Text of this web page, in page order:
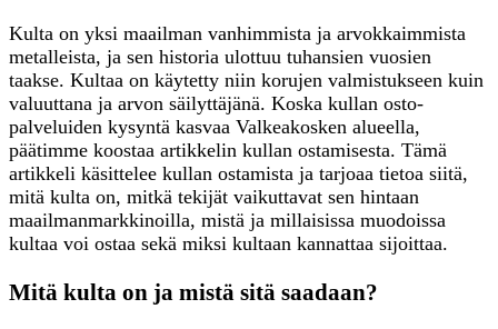
Kulta on yksi maailman vanhimmista ja arvokkaimmista
metalleista, ja sen historia ulottuu tuhansien vuosien
taakse. Kultaa on käytetty niin korujen valmistukseen kuin
valuuttana ja arvon säilyttäjänä. Koska kullan osto-
palveluiden kysyntä kasvaa Valkeakosken alueella,
päätimme koostaa artikkelin kullan ostamisesta. Tämä
artikkeli käsittelee kullan ostamista ja tarjoaa tietoa siitä,
mitä kulta on, mitkä tekijät vaikuttavat sen hintaan
maailmanmarkkinoilla, mistä ja millaisissa muodoissa
kultaa voi ostaa sekä miksi kultaan kannattaa sijoittaa.
Mitä kulta on ja mistä sitä saadaan?